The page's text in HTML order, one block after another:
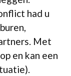
had u
Met
en kan een